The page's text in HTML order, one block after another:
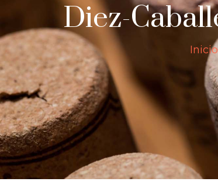
Diez-
Inicio